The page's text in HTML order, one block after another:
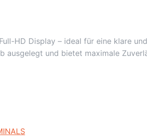
HD Display – ideal für eine klare
und bietet maximale